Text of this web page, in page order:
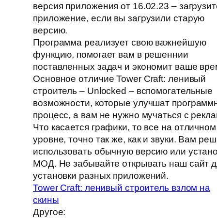
версия приложения от 16.02.23 –
приложение, если вы загрузили старую
версию.
Программа реализует свою важнейшую
функцию, помогает вам в решеннии
поставленных задач и экономит ваше
Основное отличие Tower Craft: ленивый
строитель – Unlocked – вспомогательные
возможности, которые улучшат
процесс, а вам не нужно мучаться с
Что касается графики, то все на отличном
уровне, точно так же, как и звуки. Вам
использовать обычную версию или
МОД. Не забывайте открывать наш сайт
установки разных приложений.
Tower Craft: ленивый строитель взлом на
скины
Другое: